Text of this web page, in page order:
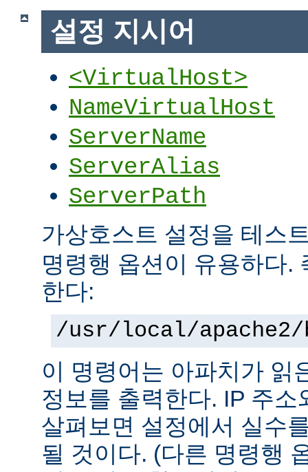
설정 지시어
<VirtualHost>
NameVirtualHost
ServerName
ServerAlias
ServerPath
가상호스트 설정을 테스
명령행 옵션이 유용하다.
한다:
/usr/local/
이 명령어는 아파치가 읽
정보를 출력한다. IP 주
살펴보면 설정에서 실수
될 것이다. (다른 명령행